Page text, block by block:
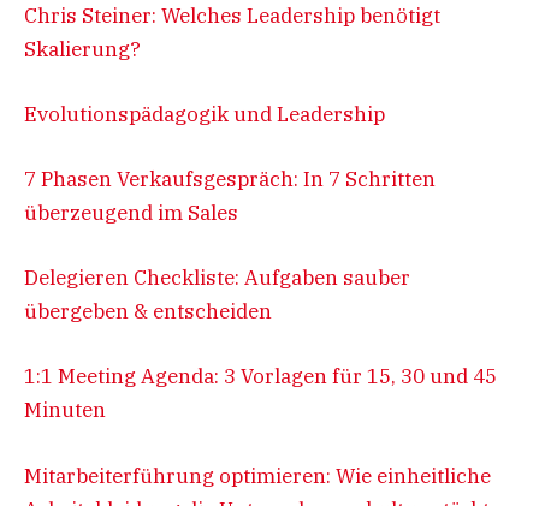
Chris Steiner: Welches Leadership benötigt
Skalierung?
Evolutionspädagogik und Leadership
7 Phasen Verkaufsgespräch: In 7 Schritten
überzeugend im Sales
Delegieren Checkliste: Aufgaben sauber
übergeben & entscheiden
1:1 Meeting Agenda: 3 Vorlagen für 15, 30 und 45
Minuten
Mitarbeiterführung optimieren: Wie einheitliche